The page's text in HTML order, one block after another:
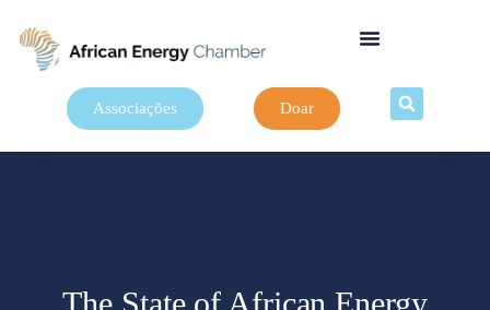
Associações Doar